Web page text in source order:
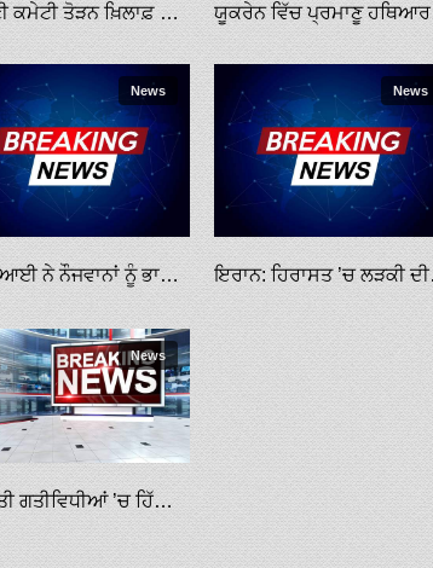
ਸ਼੍ਰੋਮਣੀ ਕਮੇਟੀ ਤੋੜਨ ਖ਼ਿਲਾਫ਼ ਸੰਘਰਸ਼ ਵਿੱਢਣ ਦਾ ਐਲਾਨ ਯੂਕਰੇਨ
News
ਪੀਐਫਆਈ ਨੇ ਨੌਜਵਾਨਾਂ ਨੂੰ ਭਾਰਤ ਖ਼ਿਲਾਫ਼ ਭੜਕਾਇਆ: ਐੱਨਆਈਏ ਰਿਪੋਰਟ
News
ਇਰਾਨ:
News
ਦਹਿਸ਼ਤੀ ਗਤੀਵਿਧੀਆਂ ’ਚ ਹਿੱਸਾ ਲੈਣ ਵਾਲੇ ਨੌਜਵਾਨਾਂ ਖ਼ਿਲਾਫ਼ ਕੇਸ ਦਰਜ